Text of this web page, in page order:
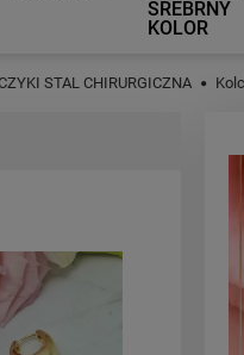
SREBRNY
KOLOR
STAL CHIRURGICZNA